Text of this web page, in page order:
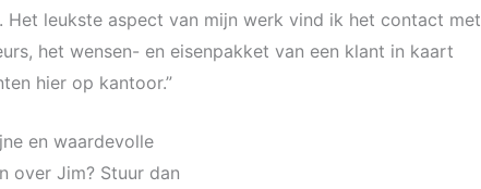
leukste aspect van mijn werk vind ik het contact met
het wensen- en eisenpakket van een klant in kaart
hier op kantoor.”
en waardevolle
over Jim? Stuur dan